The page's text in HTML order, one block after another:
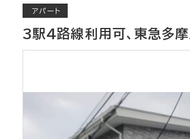
アパート
3駅4路線利用可、東急多